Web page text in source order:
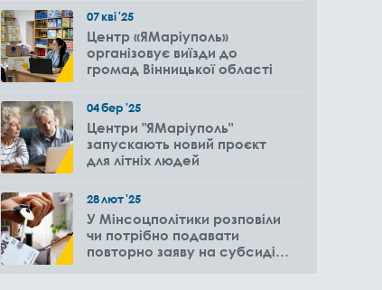
07кві'25
Центр «ЯМаріуполь»
організовує виїзди до
громад Вінницької області
04бер'25
Центри "ЯМаріуполь"
запускають новий проєкт
для літніх людей
28лют'25
У Мінсоцполітики розповіли
чи потрібно подавати
повторно заяву на субсидію